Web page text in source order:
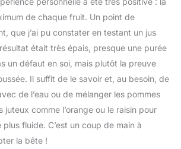
de chaque fruit. Un point de
que j’ai pu constater en testant un jus
était très épais, presque une purée
un défaut en soi, mais plutôt la preuve
Il suffit de le savoir et, au besoin, de
de l’eau ou de mélanger les pommes
comme l’orange ou le raisin pour
fluide. C’est un coup de main à
la bête !